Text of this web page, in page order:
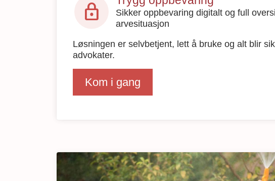
lock
Sikker oppbevaring digitalt og full
arvesituasjon
Løsningen er selvbetjent, lett å bruke og alt blir
advokater.
Kom i gang